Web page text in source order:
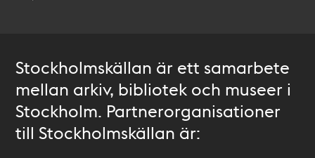
Stockholmskällan är ett samarbete
mellan arkiv, bibliotek och museer i
Stockholm. Partnerorganisationer
till Stockholmskällan är: